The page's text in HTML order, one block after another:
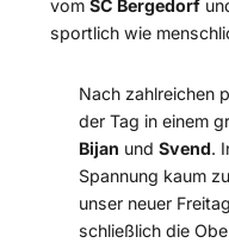
vom SC Bergedorf
sportlich wie
Nach zahlreichen
der Tag in einem
Bijan und Svend.
Spannung kaum
unser neuer
schließlich die